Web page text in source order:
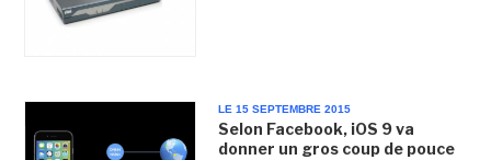
LE 15 SEPTEMBRE 2015
Selon Facebook, iOS 9 va
donner un gros coup de pouce